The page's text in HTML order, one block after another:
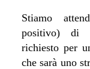
Stiamo
positivo) di
richiesto per
che sarà uno